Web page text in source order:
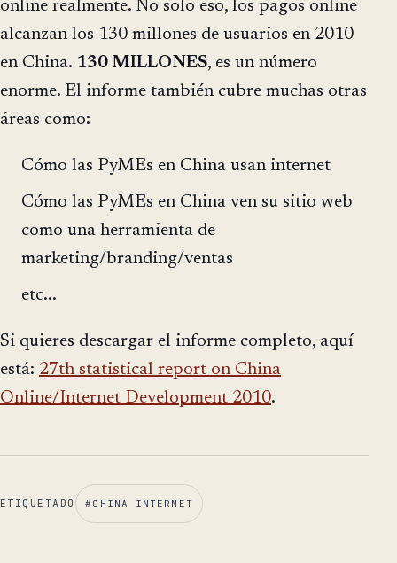
online realmente. No solo eso, los pagos online
alcanzan los 130 millones de usuarios en 2010
en China. 130 MILLONES, es un número
enorme. El informe también cubre muchas otras
áreas como:
Cómo las PyMEs en China usan internet
Cómo las PyMEs en China ven su sitio web
como una herramienta de
marketing/branding/ventas
etc...
Si quieres descargar el informe completo, aquí
está: 27th statistical report on China
Online/Internet Development 2010.
ETIQUETADO #CHINA INTERNET